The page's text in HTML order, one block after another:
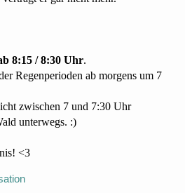
8:15 / 8:30 Uhr.
Regenperioden ab morgens um 7
zwischen 7 und 7:30 Uhr
unterwegs. :)
<3